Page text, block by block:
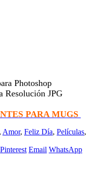
Photoshop
Resolución JPG
PARA MUGS
, Amor, Feliz Día, Películas,
Pinterest Email WhatsApp